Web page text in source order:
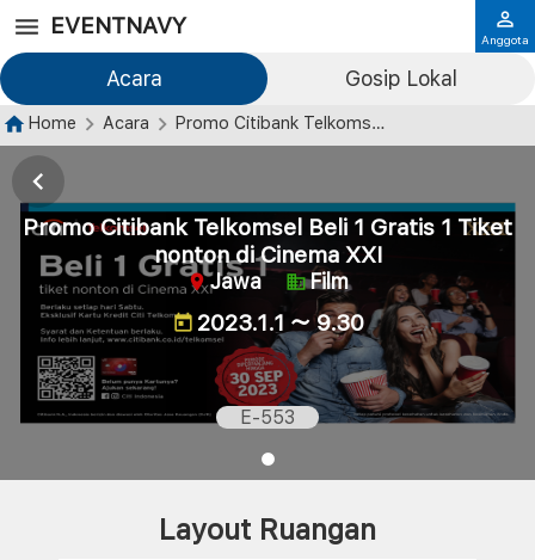
EVENTNAVY
Acara Gosip Lokal
Anggota
Home Acara Promo Citibank Telkomsel Beli 1 Gratis 1 Tiket nonton di Cinema XXI
Promo Citibank Telkomsel Beli 1 Gratis 1 Tiket
nonton di Cinema XXI
Jawa Film
2023.1.1 ～ 9.30
E-553
Layout Ruangan